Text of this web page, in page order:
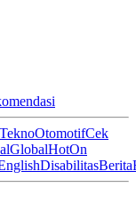
TeknoOtomotifCek
GlobalHotOn
DisabilitasBerita